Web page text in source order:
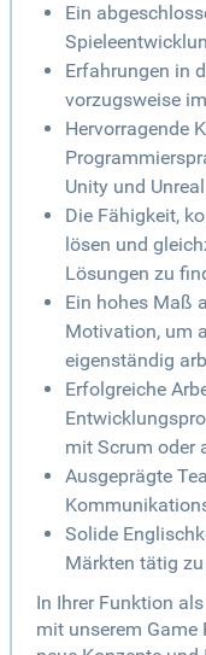
Ein
Erfahrungen in
vorzugsweise
Hervorragende
Unity und
Die Fähigkeit,
lösen und
Lösungen zu
Ein hohes Maß
Motivation, um
eigenständig
Erfolgreiche
mit Scrum oder
Ausgeprägte
Solide
Märkten tätig
In Ihrer Funktion
mit unserem Game